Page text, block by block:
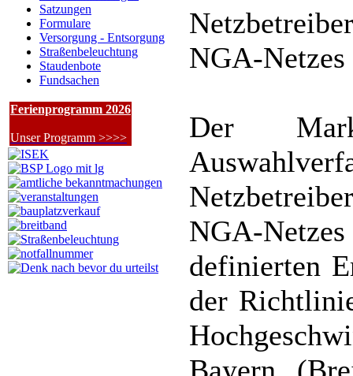
Satzungen
Formulare
Versorgung - Entsorgung
Straßenbeleuchtung
Staudenbote
Fundsachen
Ferienprogramm 2026
Unser Programm >>>>
NGA-Netzes
Der
NGA-
definierten
der